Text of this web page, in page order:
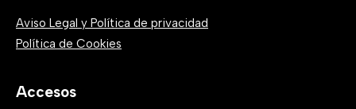
Aviso Legal y Política de privacidad
Política de Cookies
Accesos